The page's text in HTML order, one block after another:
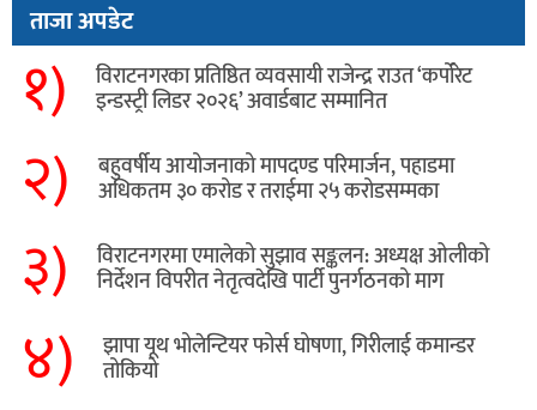
ताजा अपडेट
१) विराटनगरका प्रतिष्ठित व्यवसायी राजेन्द्र राउत ‘कर्पोरेट
इन्डस्ट्री लिडर २०२६’ अवार्डबाट सम्मानित
२) बहुवर्षीय आयोजनाको मापदण्ड परिमार्जन, पहाडमा
अधिकतम ३० करोड र तराईमा २५ करोडसम्मका
३) विराटनगरमा एमालेको सुझाव सङ्कलन: अध्यक्ष ओलीको
निर्देशन विपरीत नेतृत्वदेखि पार्टी पुनर्गठनको माग
४) झापा यूथ भोलेन्टियर फोर्स घोषणा, गिरीलाई कमान्डर
तोकियो